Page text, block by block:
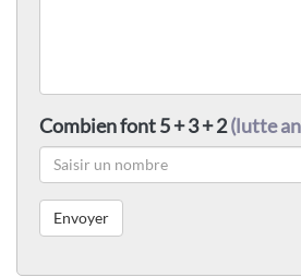
Combien font 5 + 3 + 2(lutte